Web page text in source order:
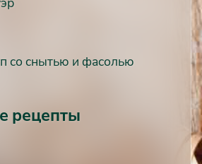
со снытью и фасолью
рецепты